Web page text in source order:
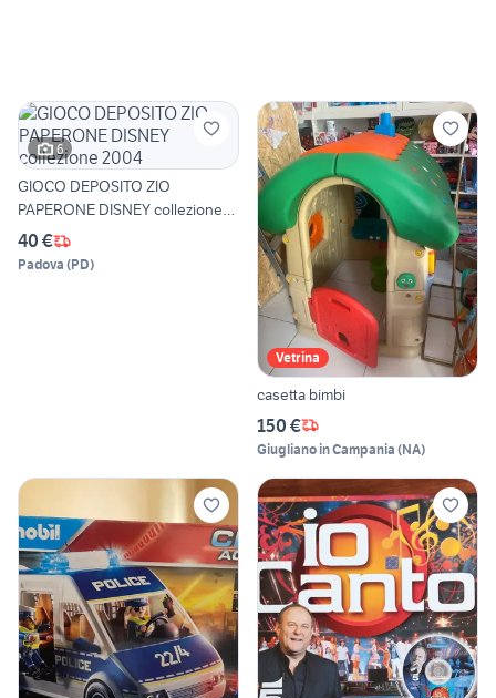
6
GIOCO DEPOSITO ZIO
PAPERONE DISNEY collezione
2004
40 €
Padova (PD)
Vetrina
casetta bimbi
150 €
Giugliano in Campania (NA)